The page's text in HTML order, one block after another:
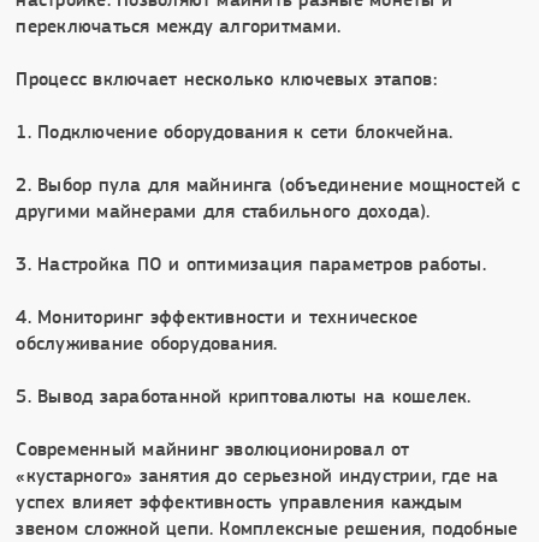
переключаться между алгоритмами.
Процесс включает несколько ключевых этапов:
1. Подключение оборудования к сети блокчейна.
2. Выбор пула для майнинга (объединение мощностей с
другими майнерами для стабильного дохода).
3. Настройка ПО и оптимизация параметров работы.
4. Мониторинг эффективности и техническое
обслуживание оборудования.
5. Вывод заработанной криптовалюты на кошелек.
Современный майнинг эволюционировал от
«кустарного» занятия до серьезной индустрии, где на
успех влияет эффективность управления каждым
звеном сложной цепи. Комплексные решения, подобные